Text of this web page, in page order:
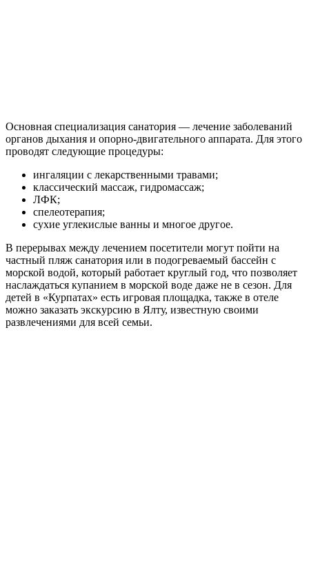
Основная специализация санатория — лечение заболеваний
органов дыхания и опорно-двигательного аппарата. Для этого
проводят следующие процедуры:
ингаляции с лекарственными травами;
классический массаж, гидромассаж;
ЛФК;
спелеотерапия;
сухие углекислые ванны и многое другое.
В перерывах между лечением посетители могут пойти на
частный пляж санатория или в подогреваемый бассейн с
морской водой, который работает круглый год, что позволяет
наслаждаться купанием в морской воде даже не в сезон. Для
детей в «Курпатах» есть игровая площадка, также в отеле
можно заказать экскурсию в Ялту, известную своими
развлечениями для всей семьи.